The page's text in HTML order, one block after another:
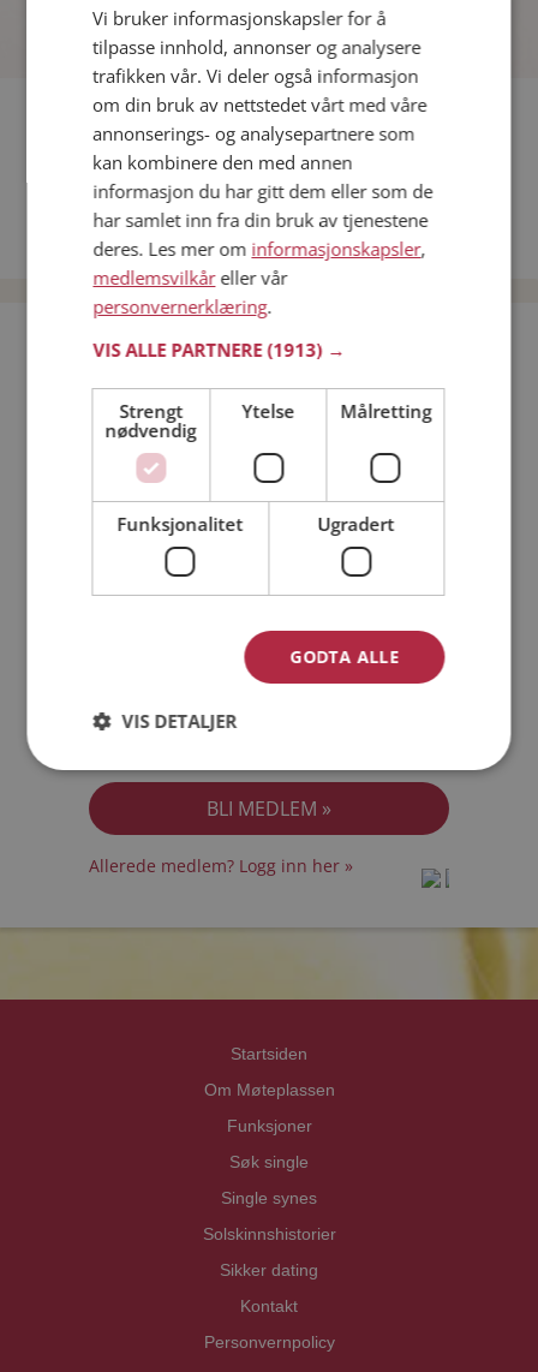
Fler single
Date menn i Norge
Date kvinner i Norge
Bli medlem gratis!
Jeg er en: Mann Kvinne
Min alder:
Jeg akseptererMedlemsvilkårene
Allerede medlem? Logg inn her »
Startsiden
Om Møteplassen
Funksjoner
Søk single
Single synes
Solskinnshistorier
Sikker dating
Kontakt
Personvernpolicy
Vi bruker informasjonskapsler for å
tilpasse innhold, annonser og analysere
trafikken vår. Vi deler også informasjon
om din bruk av nettstedet vårt med våre
annonserings- og analysepartnere som
kan kombinere den med annen
informasjon du har gitt dem eller som de
har samlet inn fra din bruk av tjenestene
deres. Les mer om informasjonskapsler,
medlemsvilkåreller vår
personvernerklæring.
VIS ALLE PARTNERE(1913) →
Strengt
nødvendig
Ytelse Målretting
Funksjonalitet Ugradert
GODTA ALLE
VIS DETALJER